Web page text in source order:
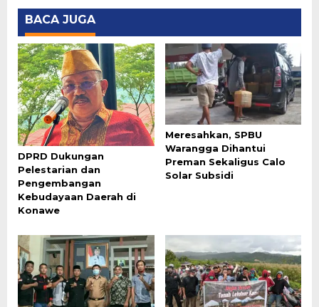
BACA JUGA
DPRD Dukungan
Pelestarian dan
Pengembangan
Kebudayaan Daerah di
Konawe
Meresahkan, SPBU
Warangga Dihantui
Preman Sekaligus Calo
Solar Subsidi